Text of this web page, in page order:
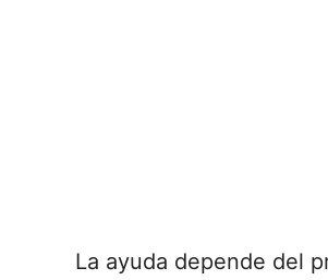
La ayuda depende del